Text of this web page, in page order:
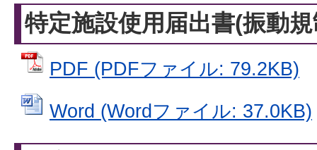
特定施設使用届出書(振動
PDF (PDFファイル: 79.2KB)
Word (Wordファイル: 37.0KB)